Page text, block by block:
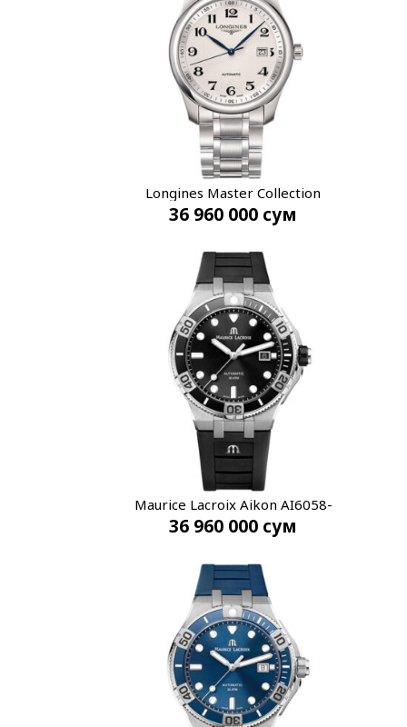
Longines Master Collection
L2.793.4.78.6
36 960 000 сум
Maurice Lacroix Aikon AI6058-
SS001-330-1
36 960 000 сум